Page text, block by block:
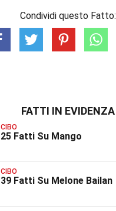
Condividi questo Fatto:
FATTI IN EVIDENZA
CIBO
25 Fatti Su Mango
CIBO
39 Fatti Su Melone Bailan